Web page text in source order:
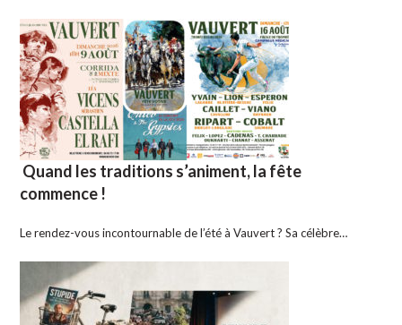
Quand les traditions s’animent, la fête
commence !
Le rendez-vous incontournable de l’été à Vauvert ? Sa célèbre…